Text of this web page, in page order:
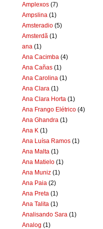
Amplexos (7)
Ampslina (1)
Amsteradio (5)
Amsterdã (1)
ana (1)
Ana Cacimba (4)
Ana Cañas (1)
Ana Carolina (1)
Ana Clara (1)
Ana Clara Horta (1)
Ana Frango Elétrico (4)
Ana Ghandra (1)
Ana K (1)
Ana Luísa Ramos (1)
Ana Malta (1)
Ana Matielo (1)
Ana Muniz (1)
Ana Paia (2)
Ana Preta (1)
Ana Talita (1)
Analisando Sara (1)
Analog (1)